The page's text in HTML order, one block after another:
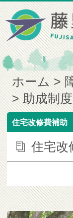
ホーム
助成制度
住宅改修費補助
住宅改